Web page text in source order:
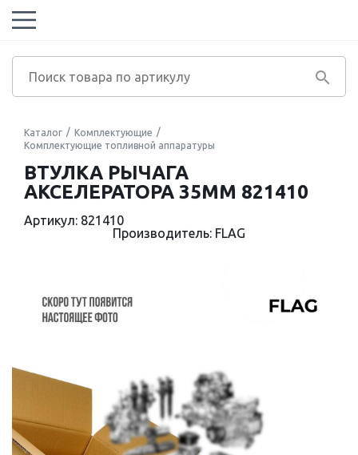
Каталог
Комплектующие
Комплектующие топливной аппаратуры
ВТУЛКА РЫЧАГА
АКСЕЛЕРАТОРА 35MM 821410
Артикул: 821410
Производитель: FLAG